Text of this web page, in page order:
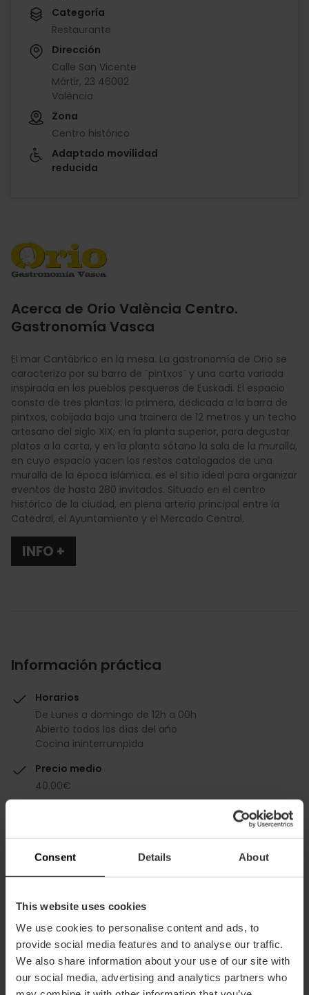
Consent Details About
This website uses cookies
We use cookies to personalise content and ads, to
provide social media features and to analyse our traffic.
We also share information about your use of our site with
our social media, advertising and analytics partners who
Categoría
Restaurante
Dirección
Calle San Vicente
Mártir, 23 46002
València
Zona
Centro histórico
Adaptado movilidad
reducida
Acerca de Orio València Centro.
Gastronomía Vasca
Imagen
El mar Cantábrico en la mesa. La gastronomía de Orio se
caracteriza por su barra de ¨pintxos¨ y una carta variada
inspirada en los pueblos pesqueros de Euskadi. El espacio
consta de tres plantas: la primera, dedicada a la barra de
pintxos, cobijada bajo una trainera de 12 metros y un techo
artesano del siglo XIX; en la planta superior, para degustar
platos a la carta, y en la planta sótano la sala de la muralla,
en cuyo espacio yacen los restos catalogados de una
muralla de la época islámica. es el sitio ideal para organizar
eventos de hasta 280 invitados. Situado en el centro
histórico de la ciudad, en plena arteria principal entre la
Catedral, el Ayuntamiento y el Mercado Central.
INFO +
Información práctica
Horarios
De Lunes a domingo de 12h a 00h
Abierto todos los días del año
Cocina ininterrumpida
Precio medio
40.00€
Capacidad
Restaurante
175